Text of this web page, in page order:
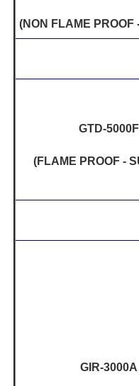
(NON FLAME PROOF
GTD-5000F
(FLAME PROOF -
GIR-3000A